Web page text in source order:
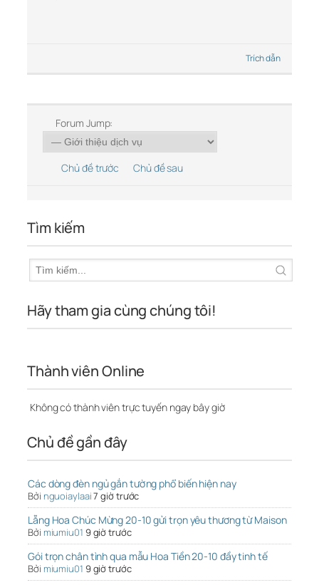
Trích dẫn
Forum Jump:
Chủ đề trước Chủ đề sau
Tìm kiếm
Hãy tham gia cùng chúng tôi!
Thành viên Online
Không có thành viên trực tuyến ngay bây giờ
Chủ đề gần đây
Các dòng đèn ngủ gắn tường phổ biến hiện nay
Bởi nguoiaylaai7 giờ trước
Lẵng Hoa Chúc Mừng 20-10 gửi trọn yêu thương từ Maison
Bởi miumiu01 9 giờ trước
Gói trọn chân tình qua mẫu Hoa Tiền 20-10 đầy tinh tế
Bởi miumiu01 9 giờ trước